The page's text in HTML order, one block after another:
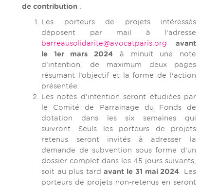
de contribution :
Les porteurs de projets intéressés
déposent par mail à l’adresse
barreausolidarite@avocatparis.org
avant
le 1er mars 2024 à minuit une note
d’intention, de maximum deux pages
résumant l’objectif et la forme de l’action
présentée.
Les notes d’intention seront étudiées par
le Comité de Parrainage du Fonds de
dotation dans les six semaines qui
suivront. Seuls les porteurs de projets
retenus seront invités à adresser la
demande de subvention sous forme d’un
dossier complet dans les 45 jours suivants,
soit au plus tardavant le 31 mai 2024 . Les
porteurs de projets non-retenus en seront